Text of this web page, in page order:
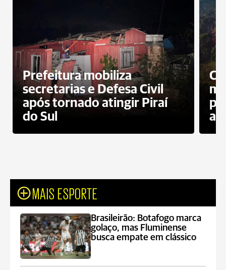
Prefeitura mobiliza
secretarias e Defesa Civil
após tornado atingir Piraí
do Sul
MAIS ESPORTE
Brasileirão: Botafogo marca
golaço, mas Fluminense
busca empate em clássico